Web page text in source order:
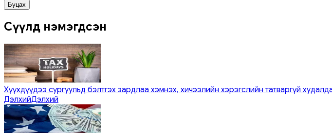
Буцах
Сүүлд нэмэгдсэн
Хүүхдүүдээ сургуульд бэлтгэх зардлаа хэмнэх, хичээлийн хэрэгслийн татваргүй
ДэлхийДэлхий